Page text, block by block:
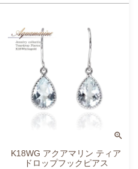
K18WG アクアマリン ティア
ドロップフックピアス